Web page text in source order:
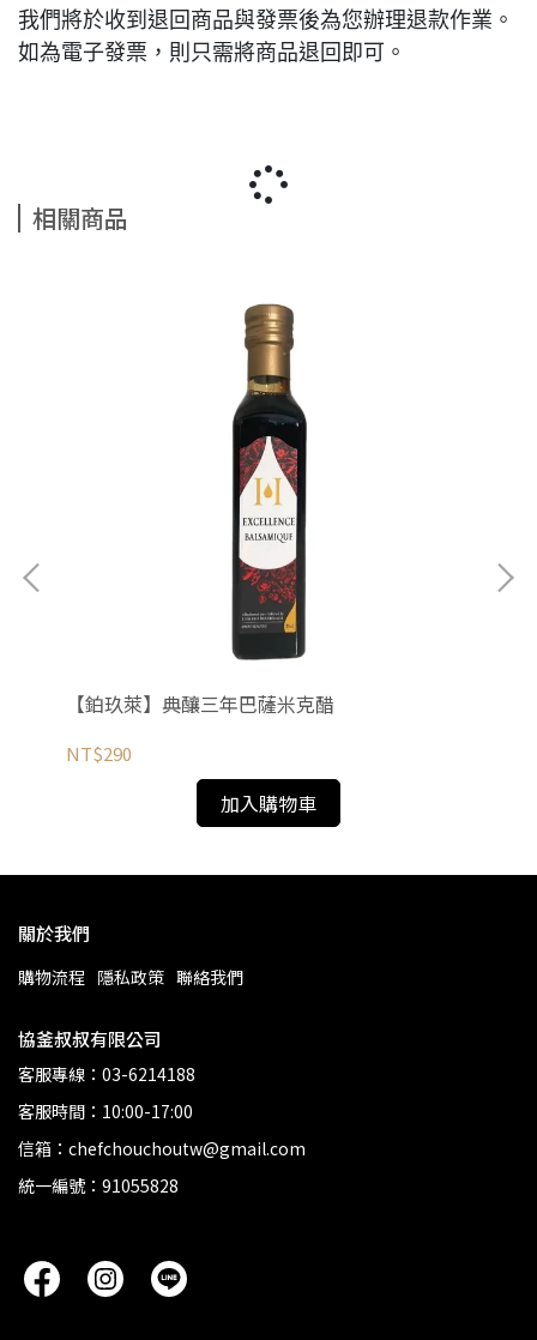
我們將於收到退回商品與發票後為您辦理退款作業。
如為電子發票，則只需將商品退回即可。
相關商品
【鉑玖萊】典釀三年巴薩米克醋
NT$290
加入購物車
預
關於我們
購物流程 隱私政策 聯絡我們
協釜叔叔有限公司
客服專線：03-6214188
客服時間：10:00-17:00
信箱：chefchouchoutw@gmail.com
統一編號：91055828